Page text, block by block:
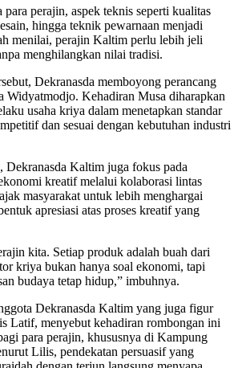
para perajin, aspek teknis seperti kualitas
hingga teknik pewarnaan menjadi
menilai, perajin Kaltim perlu lebih jeli
menghilangkan nilai tradisi.
Dekranasda memboyong perancang
Widyatmodjo. Kehadiran Musa diharapkan
usaha kriya dalam menetapkan standar
dan sesuai dengan kebutuhan industri
Dekranasda Kaltim juga fokus pada
kreatif melalui kolaborasi lintas
masyarakat untuk lebih menghargai
apresiasi atas proses kreatif yang
kita. Setiap produk adalah buah dari
kriya bukan hanya soal ekonomi, tapi
budaya tetap hidup,” imbuhnya.
Dekranasda Kaltim yang juga figur
Latif, menyebut kehadiran rombongan ini
para perajin, khususnya di Kampung
Lilis, pendekatan persuasif yang